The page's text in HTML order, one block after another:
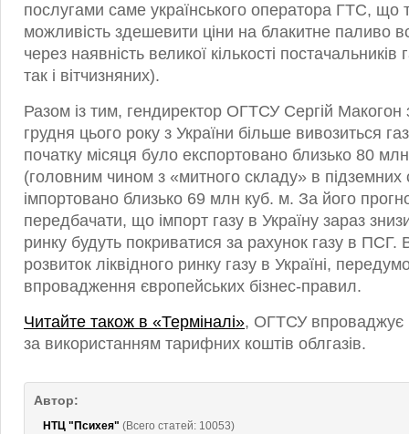
послугами саме українського оператора ГТС, що
можливість здешевити ціни на блакитне паливо
через наявність великої кількості постачальників
так і вітчизняних).
Разом із тим, гендиректор ОГТСУ Сергій
грудня цього року з України більше вивозиться
початку місяця було експортовано близько 80
(головним чином з «митного складу» в
імпортовано близько 69 млн куб. м. За його
передбачати, що імпорт газу в Україну зараз
ринку будуть покриватися за рахунок газу в ПСГ.
розвиток ліквідного ринку газу в Україні,
впровадження європейських бізнес-правил.
Читайте також в «Терміналі», ОГТСУ впроваджує
за використанням тарифних коштів облгазів.
Автор:
НТЦ "Психея" (Всего статей: 10053)